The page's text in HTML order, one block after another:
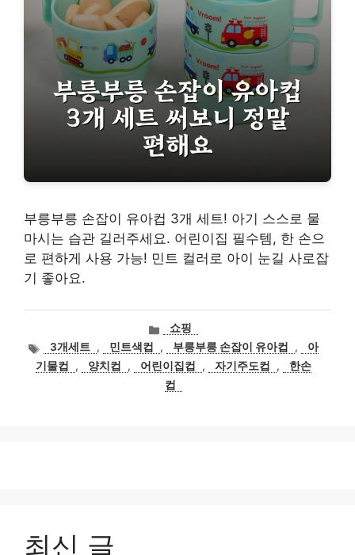
부릉부릉 손잡이 유아컵 3개 세트! 아기 스스로 물
마시는 습관 길러주세요. 어린이집 필수템, 한 손으
로 편하게 사용 가능! 민트 컬러로 아이 눈길 사로잡
기 좋아요.
카
고
리
쇼핑
태
그
3개세트 , 민트색컵 , 부릉부릉 손잡이 유아컵 ,
아
기물컵
, 양치컵 , 어린이집컵 , 자기주도컵 ,
한손
컵
최신 글